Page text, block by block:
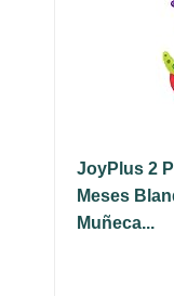
JoyPlus 2
Meses
Muñeca...